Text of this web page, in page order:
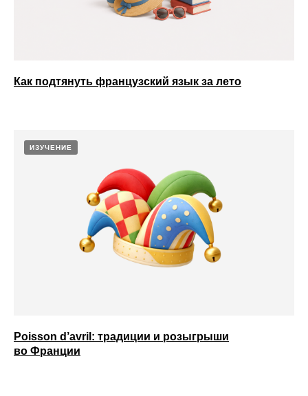
Как подтянуть французский язык за лето
ИЗУЧЕНИЕ
Poisson d’avril: традиции и розыгрыши
во Франции